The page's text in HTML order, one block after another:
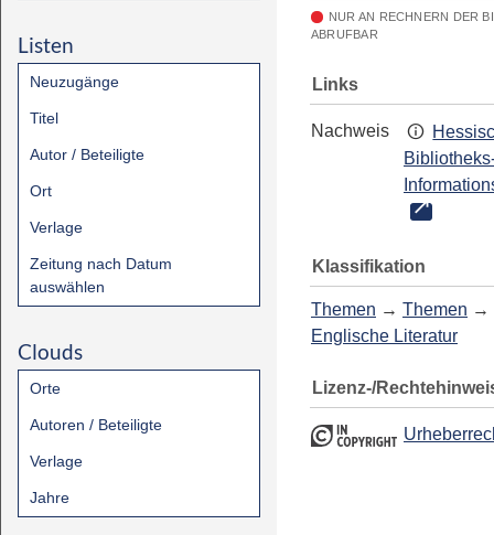
Listen
Neuzugänge
Titel
Autor / Beteiligte
Ort
Verlage
Zeitung nach Datum
auswählen
Clouds
Orte
Autoren / Beteiligte
Verlage
Jahre
NUR AN RECHNERN DER
ABRUFBAR
Links
Nachweis
Klassifikation
Themen → Themen →
Englische Literatur
Lizenz-/